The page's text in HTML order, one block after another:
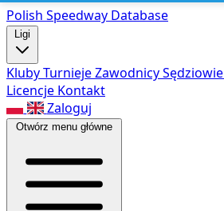
Polish Speedway Database
Ligi
KlubyTurniejeZawodnicySędziowie
Licencje Kontakt
Zaloguj
Otwórz menu główne